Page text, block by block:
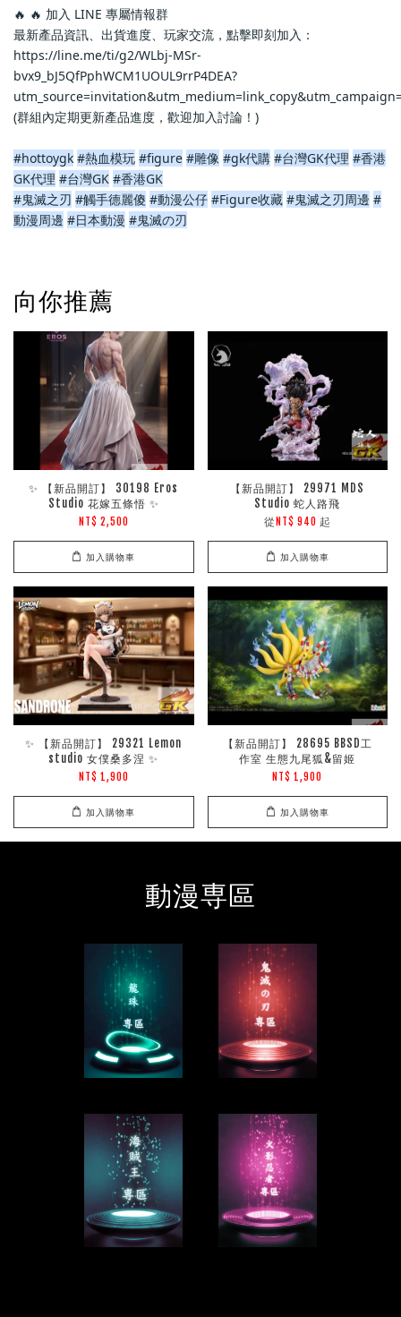
🔥 🔥 加入 LINE 專屬情報群
最新產品資訊、出貨進度、玩家交流，點擊即刻加入：
https://line.me/ti/g2/WLbj-MSr-
bvx9_bJ5QfPphWCM1UOUL9rrP4DEA?
(群組內定期更新產品進度，歡迎加入討論！)
#hottoygk #熱血模玩 #figure #雕像 #gk代購 #台灣GK代理 #香港
GK代理 #台灣GK #香港GK
#鬼滅之刃 #觸手德麗傻 #動漫公仔 #Figure收藏 #鬼滅之刃周邊 #
動漫周邊 #日本動漫 #鬼滅の刃
向你推薦
✨ 【新品開訂】 30198 Eros
Studio 花嫁五條悟 ✨
NT$ 2,500
加入購物車
【新品開訂】 29971 MDS
Studio 蛇人路飛
從 NT$ 940 起
加入購物車
✨ 【新品開訂】 29321 Lemon
studio 女僕桑多涅 ✨
NT$ 1,900
加入購物車
【新品開訂】 28695 BBSD工
作室 生態九尾狐&留姬
NT$ 1,900
加入購物車
動漫専區